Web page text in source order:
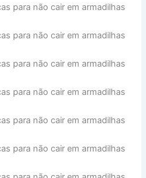
para não cair em armadilhas
para não cair em armadilhas
para não cair em armadilhas
para não cair em armadilhas
para não cair em armadilhas
para não cair em armadilhas